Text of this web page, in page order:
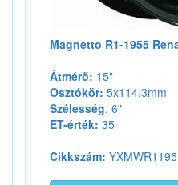
Magnetto R1-1955
Átmérő: 15"
Osztókör: 5x114.3mm
Szélesség: 6"
ET-érték: 35
Cikkszám: